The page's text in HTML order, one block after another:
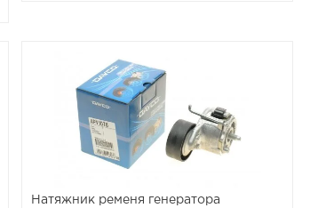
Натяжник ременя генератора